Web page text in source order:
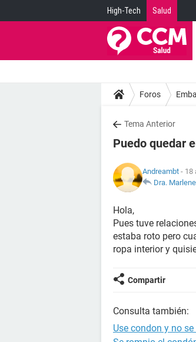
High-Tech Salud
Foros
Tema Anterior
Puedo quedar
Andreambt - 18
Dra.
Hola,
Pues tuve
estaba roto pero
ropa interior y
Compartir
Consulta también:
Use condon y no